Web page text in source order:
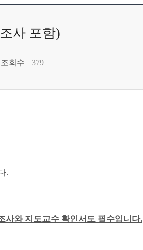
사 포함)
조회수 379
.
사와 지도교수 확인서도 필수입니다.